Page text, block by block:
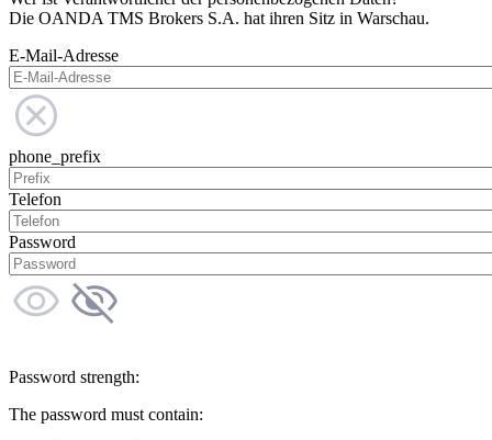
Die OANDA TMS Brokers S.A. hat ihren Sitz in Warschau.
E-Mail-Adresse
phone_prefix
Telefon
Password
Password strength:
The password must contain: